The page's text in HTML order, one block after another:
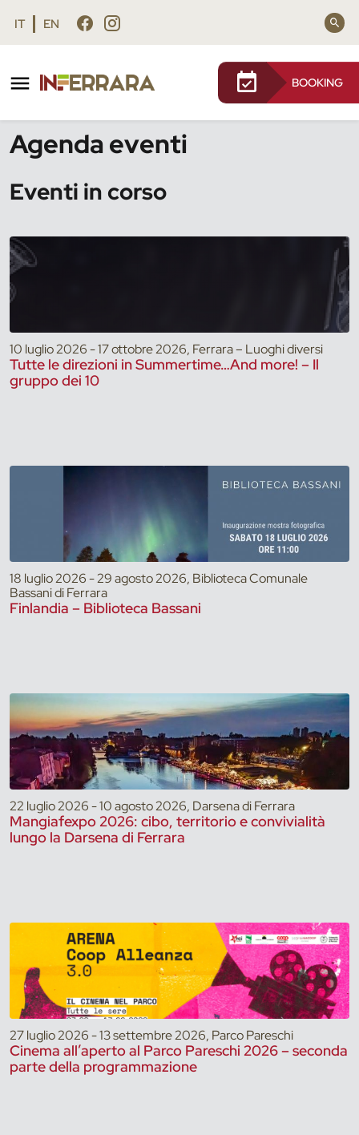
Vai al contenuto principale
Vai al footer
IT EN
BOOKING
Agenda eventi
Eventi in corso
10 luglio 2026 - 17 ottobre 2026, Ferrara – Luoghi diversi
Tutte le direzioni in Summertime…And more! – Il
gruppo dei 10
18 luglio 2026 - 29 agosto 2026, Biblioteca Comunale
Bassani di Ferrara
Finlandia – Biblioteca Bassani
22 luglio 2026 - 10 agosto 2026, Darsena di Ferrara
Mangiafexpo 2026: cibo, territorio e convivialità
lungo la Darsena di Ferrara
27 luglio 2026 - 13 settembre 2026, Parco Pareschi
Cinema all’aperto al Parco Pareschi 2026 – seconda
parte della programmazione